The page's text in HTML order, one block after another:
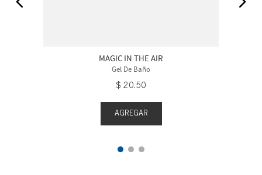
MAGIC IN THE AIR
Gel De Baño
$ 20.50
AGREGAR